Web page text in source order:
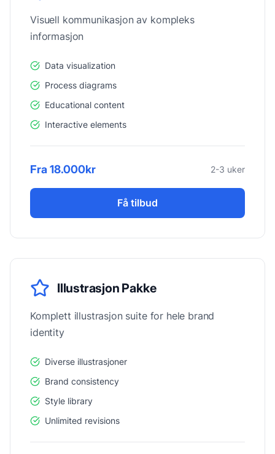
Visuell kommunikasjon av kompleks
informasjon
Data visualization
Process diagrams
Educational content
Interactive elements
Fra 18.000kr 2-3 uker
Få tilbud
Illustrasjon Pakke
Komplett illustrasjon suite for hele brand
identity
Diverse illustrasjoner
Brand consistency
Style library
Unlimited revisions